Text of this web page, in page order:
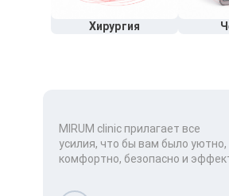
Хирургия
MIRUM clinic прилагает все
усилия, что бы вам было уютно,
комфортно, безопасно и